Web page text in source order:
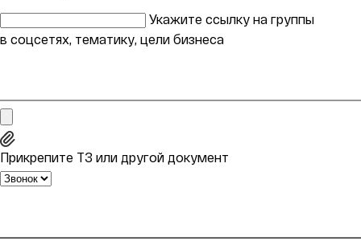
Укажите ссылку на группы
в соцсетях, тематику, цели бизнеса
Прикрепите ТЗ или другой документ